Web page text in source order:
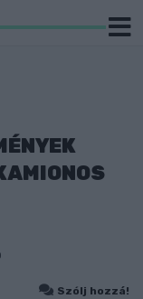
Szólj hozzá!